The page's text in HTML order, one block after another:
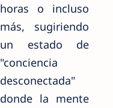
horas o incluso
más, sugiriendo
un estado de
"conciencia
desconectada"
donde la mente